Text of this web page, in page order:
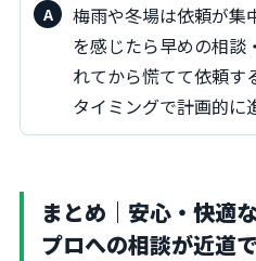
梅雨や冬場は依頼が集中しやすいので、必要性
を感じたら早めの相談
れてから慌てて依頼す
タイミングで計画的に
まとめ｜安心・快適
プロへの相談が近道